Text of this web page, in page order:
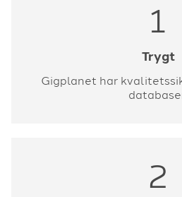
1
Trygt
Gigplanet har
2